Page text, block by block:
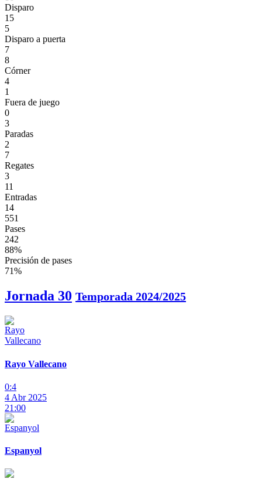
Disparo
15
5
Disparo a puerta
7
8
Córner
4
1
Fuera de juego
0
3
Paradas
2
7
Regates
3
11
Entradas
14
551
Pases
242
88%
Precisión de pases
71%
Jornada 30 Temporada 2024/2025
Rayo Vallecano
0:4
4 Abr 2025
21:00
Espanyol